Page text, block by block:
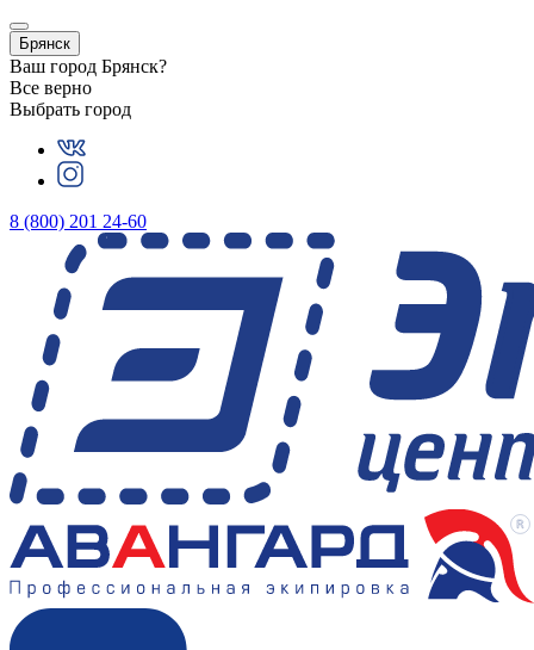
Брянск
Ваш город Брянск?
Все верно
Выбрать город
8 (800) 201 24-60